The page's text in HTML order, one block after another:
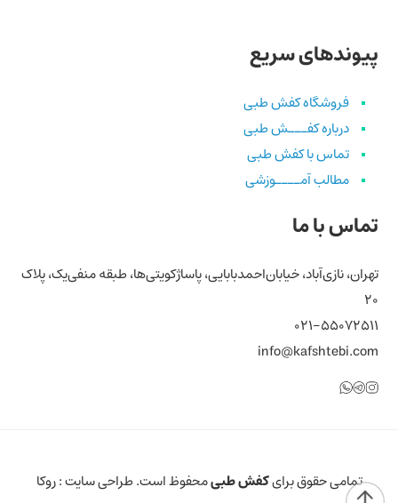
پیوندهای سریع
فروشگاه کفش طبی
درباره کفـــش طبی
تماس با کفش طبی
مطالب آمــــوزشی
تماس با ما
تهران، نازی‌آباد، خیابان‌احمد‌بابایی، پاساژ‌کویتی‌ها، طبقه منفی‌یک، پلاک
۲۰
۰۲۱-۵۵۰۷۲۵۱۱
info@kafshtebi.com
اینستاگرام
تلگرام
تمامی حقوق برایکفش طبیمحفوظ است. طراحی سایت :روکا